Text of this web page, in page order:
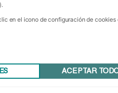
en el icono de configuración de cookies
ACEPTAR